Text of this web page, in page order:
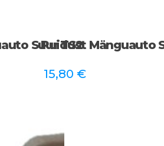
Suur TS2
Puidust Mänguauto
15,80 €